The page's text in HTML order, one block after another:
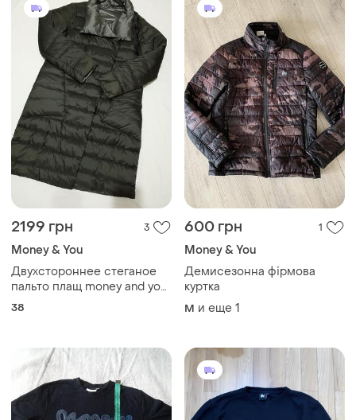
2199 грн 3
Money & You
Двухстороннее стеганое
пальто плащ money and you
м
38
600 грн 1
Money & You
Демисезонна фірмова
куртка
M и еще 1